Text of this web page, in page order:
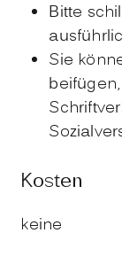
Bitte
Sie
Kosten
keine